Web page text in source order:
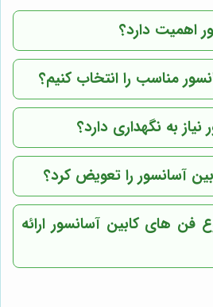
اهمیت دارد؟
مناسب را انتخاب کنیم؟
به نگهداری دارد؟
آسانسور را تعویض کرد؟
فن های کابین آسانسور ارائه